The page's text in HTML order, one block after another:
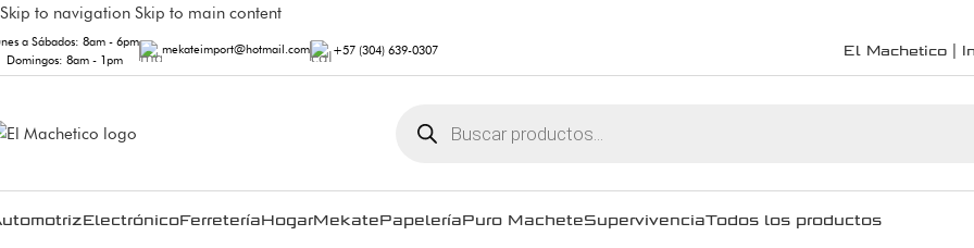
Skip to navigation Skip to main content
a Sábados: 8am - 6pm
Domingos: 8am - 1pm
mekateimport@hotmail.com +57 (304) 639-0307 El Machetico |
ElectrónicoFerreteríaHogarMekatePapeleríaPuro MacheteSupervivenciaTodos los productos